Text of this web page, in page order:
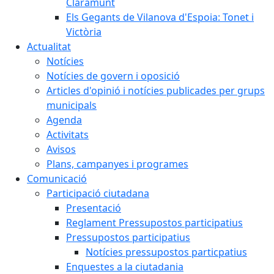
Els Gegants de Vilanova d'Espoia: Tonet i
Victòria
Actualitat
Notícies
Notícies de govern i oposició
Articles d'opinió i notícies publicades per grups
municipals
Agenda
Activitats
Avisos
Plans, campanyes i programes
Comunicació
Participació ciutadana
Presentació
Reglament Pressupostos participatius
Pressupostos participatius
Notícies pressupostos particpatius
Enquestes a la ciutadania